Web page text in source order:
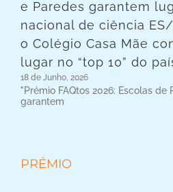
e Paredes garantem
nacional de ciência
o Colégio Casa Mãe
lugar no “top 10” do
18 de Junho, 2026
"Prémio FAQtos 2026: Escolas de
garantem
PRÉMIO